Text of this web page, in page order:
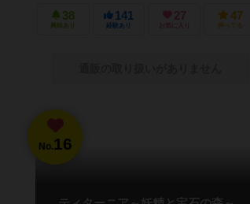
38
興味あり
141
経験あり
27
お気に入り
47
持ってる
No.16